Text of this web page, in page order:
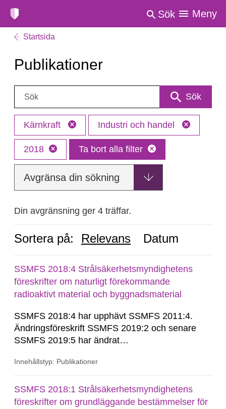
Sök Meny
Startsida
Publikationer
Sök: Sök
Kärnkraft Industri och handel
2018 Ta bort alla filter
Avgränsa din sökning
Din avgränsning ger 4 träffar.
Sortera på: Relevans Datum
SSMFS 2018:4 Strålsäkerhetsmyndighetens
föreskrifter om naturligt förekommande
radioaktivt material och byggnadsmaterial
SSMFS 2018:4 har upphävt SSMFS 2011:4.
Ändringsföreskrift SSMFS 2019:2 och senare
SSMFS 2019:5 har ändrat
2018:4.
Innehållstyp: Publikationer
SSMFS 2018:1 Strålsäkerhetsmyndighetens
föreskrifter om grundläggande bestämmelser för